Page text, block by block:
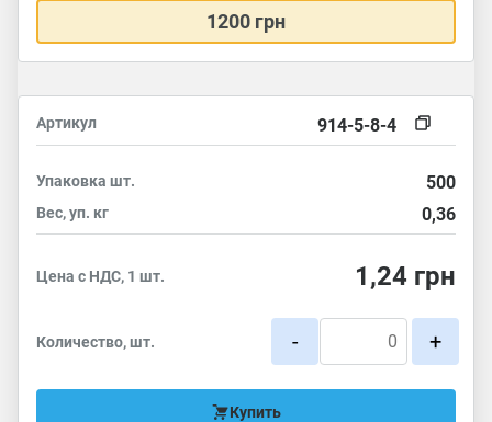
1200 грн
Артикул 914-5-8-4
Упаковка шт. 500
Вес, уп. кг 0,36
Цена с НДС, 1 шт. 1,24 грн
Количество, шт. - +
Купить